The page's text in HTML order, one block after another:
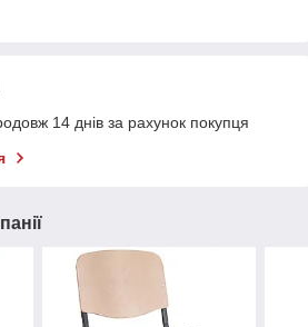
14 днів за рахунок покупця